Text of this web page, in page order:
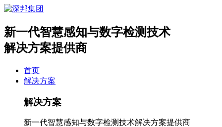
新一代智慧感知与数字检测技术
解决方案提供商
首页
解决方案
解决方案
新一代智慧感知与数字检测技术解决方案提供商